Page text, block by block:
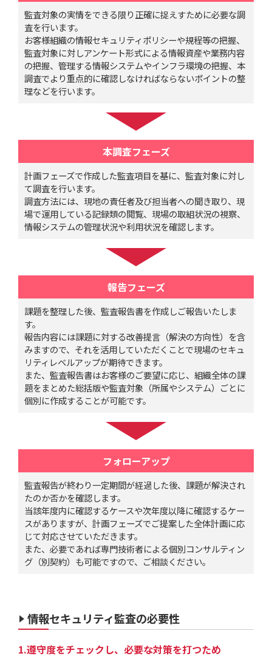
監査対象の実情をできる限り正確に捉えすために必要な調
査を行います。
お客様組織の情報セキュリティポリシーや規程等の把握、
監査対象に対しアンケート形式による情報資産や業務内容
の把握、管理する情報システムやインフラ環境の把握、本
調査でより重点的に確認しなければならないポイントの整
理などを行います。
本調査フェーズ
計画フェーズで作成した監査項目を基に、監査対象に対し
て調査を行います。
調査方法には、現地の責任者及び担当者への聞き取り、現
場で運用している記録類の閲覧、現場の取組状況の視察、
情報システムの管理状況や利用状況を確認します。
報告フェーズ
課題を整理した後、監査報告書を作成しご報告いたしま
す。
報告内容には課題に対する改善提言（解決の方向性）を含
みますので、それを活用していただくことで現場のセキュ
リティレベルアップが期待できます。
また、監査報告書はお客様のご要望に応じ、組織全体の課
題をまとめた総括版や監査対象（所属やシステム）ごとに
個別に作成することが可能です。
フォローアップ
監査報告が終わり一定期間が経過した後、課題が解決され
たのか否かを確認します。
当該年度内に確認するケースや次年度以降に確認するケー
スがありますが、計画フェーズでご提案した全体計画に応
じて対応させていただきます。
また、必要であれば専門技術者による個別コンサルティン
グ（別契約）も可能ですので、ご相談ください。
情報セキュリティ監査の必要性
遵守度をチェックし、必要な対策を打つため